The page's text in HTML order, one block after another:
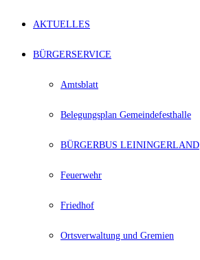
AKTUELLES
BÜRGERSERVICE
Amtsblatt
Belegungsplan Gemeindefesthalle
BÜRGERBUS LEININGERLAND
Feuerwehr
Friedhof
Ortsverwaltung und Gremien